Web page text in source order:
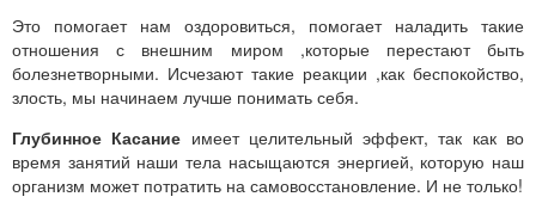
Это помогает нам оздоровиться, помогает наладить такие
отношения с внешним миром ,которые перестают быть
болезнетворными. Исчезают такие реакции ,как беспокойство,
злость, мы начинаем лучше понимать себя.
Глубинное Касание имеет целительный эффект, так как во
время занятий наши тела насыщаются энергией, которую наш
организм может потратить на самовосстановление. И не только!